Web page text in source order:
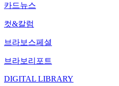
카드뉴스
컷&칼럼
브라보스페셜
브라보리포트
DIGITAL LIBRARY